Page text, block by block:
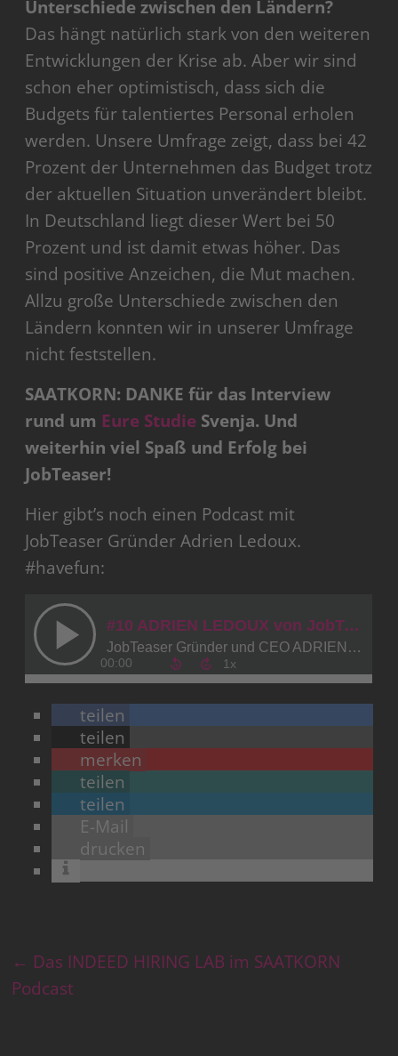
Unterschiede zwischen den Ländern?
Das hängt natürlich stark von den weiteren
Entwicklungen der Krise ab. Aber wir sind
schon eher optimistisch, dass sich die
Budgets für talentiertes Personal erholen
werden. Unsere Umfrage zeigt, dass bei 42
Prozent der Unternehmen das Budget trotz
der aktuellen Situation unverändert bleibt.
In Deutschland liegt dieser Wert bei 50
Prozent und ist damit etwas höher. Das
sind positive Anzeichen, die Mut machen.
Allzu große Unterschiede zwischen den
Ländern konnten wir in unserer Umfrage
nicht feststellen.
SAATKORN: DANKE für das Interview
rund um Eure Studie Svenja. Und
weiterhin viel Spaß und Erfolg bei
JobTeaser!
Hier gibt’s noch einen Podcast mit
JobTeaser Gründer Adrien Ledoux.
#havefun:
teilen
teilen
merken
teilen
teilen
E-Mail
drucken
← Das INDEED HIRING LAB im SAATKORN
Podcast